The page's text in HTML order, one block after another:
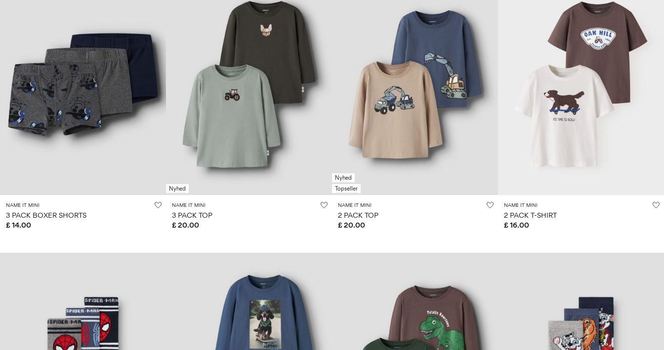
NAME IT MINI
3 PACK BOXER SHORTS
£ 14.00
Nyhed
NAME IT MINI
3 PACK TOP
£ 20.00
Nyhed
Topseller
NAME IT MINI
2 PACK TOP
£ 20.00
NAME IT MINI
2 PACK T-SHIRT
£ 16.00